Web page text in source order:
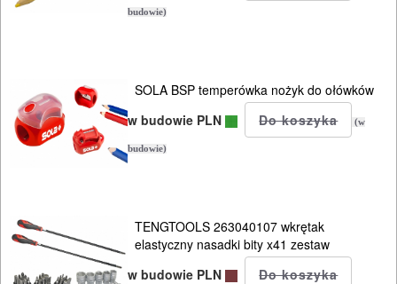
budowie)
SOLA BSP temperówka nożyk do ołówków
w budowie PLN
(w
budowie)
TENGTOOLS 263040107 wkrętak
elastyczny nasadki bity x41 zestaw
w budowie PLN